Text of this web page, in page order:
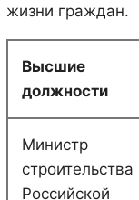
жизни граждан.
Высшие
должности
Министр
строительства
Российской